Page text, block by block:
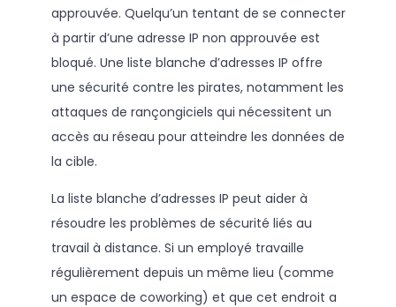
approuvée. Quelqu’un tentant de se connecter
à partir d’une adresse IP non approuvée est
bloqué. Une liste blanche d’adresses IP offre
une sécurité contre les pirates, notamment les
attaques de rançongiciels qui nécessitent un
accès au réseau pour atteindre les données de
la cible.
La liste blanche d’adresses IP peut aider à
résoudre les problèmes de sécurité liés au
travail à distance. Si un employé travaille
régulièrement depuis un même lieu (comme
un espace de coworking) et que cet endroit a